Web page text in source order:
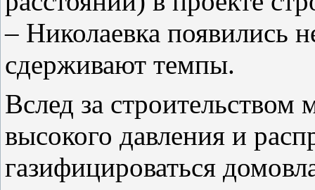
– Николаевка появились
сдерживают темпы.
Вслед за строительством
высокого давления и
газифицироваться